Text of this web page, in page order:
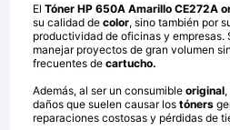
El Tóner HP 650A Amarillo CE272A
su calidad de color, sino también por
productividad de oficinas y empresas.
manejar proyectos de gran volumen
frecuentes de cartucho.
Además, al ser un consumible original
daños que suelen causar lostóners
reparaciones costosas y pérdidas de